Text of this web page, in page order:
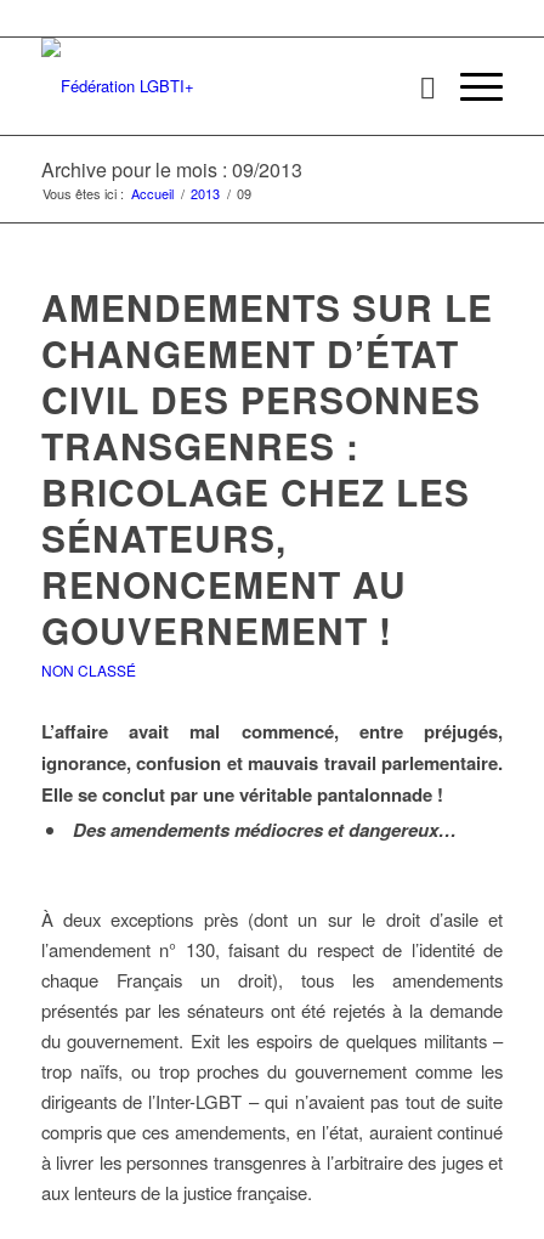
Archive pour le mois : 09/2013
Vous êtes ici : Accueil / 2013 / 09
AMENDEMENTS SUR LE
CHANGEMENT D’ÉTAT
CIVIL DES PERSONNES
TRANSGENRES :
BRICOLAGE CHEZ LES
SÉNATEURS,
RENONCEMENT AU
GOUVERNEMENT !
NON CLASSÉ
L’affaire avait mal commencé, entre préjugés,
ignorance, confusion et mauvais travail parlementaire.
Elle se conclut par une véritable pantalonnade !
Des amendements médiocres et dangereux…
À deux exceptions près (dont un sur le droit d’asile et
l’amendement n° 130, faisant du respect de l’identité de
chaque Français un droit), tous les amendements
présentés par les sénateurs ont été rejetés à la demande
du gouvernement. Exit les espoirs de quelques militants –
trop naïfs, ou trop proches du gouvernement comme les
dirigeants de l’Inter-LGBT – qui n’avaient pas tout de suite
compris que ces amendements, en l’état, auraient continué
à livrer les personnes transgenres à l’arbitraire des juges et
aux lenteurs de la justice française.